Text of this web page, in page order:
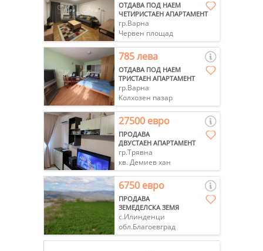
ОТДАВА ПОД НАЕМ
ЧЕТИРИСТАЕН АПАРТАМЕНТ
гр.Варна
Червен площад
785 лева
ОТДАВА ПОД НАЕМ
ТРИСТАЕН АПАРТАМЕНТ
гр.Варна
Колхозен пазар
27500 евро
ПРОДАВА
ДВУСТАЕН АПАРТАМЕНТ
гр.Трявна
кв. Демиев хан
6750 евро
ПРОДАВА
ЗЕМЕДЕЛСКА ЗЕМЯ
с.Илинденци
обл.Благоевград